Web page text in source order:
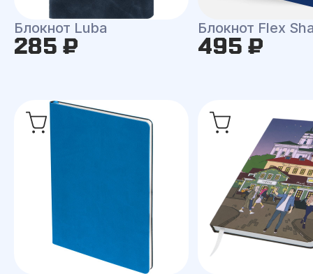
Блокнот Luba
285 ₽
Блокнот Flex
495 ₽